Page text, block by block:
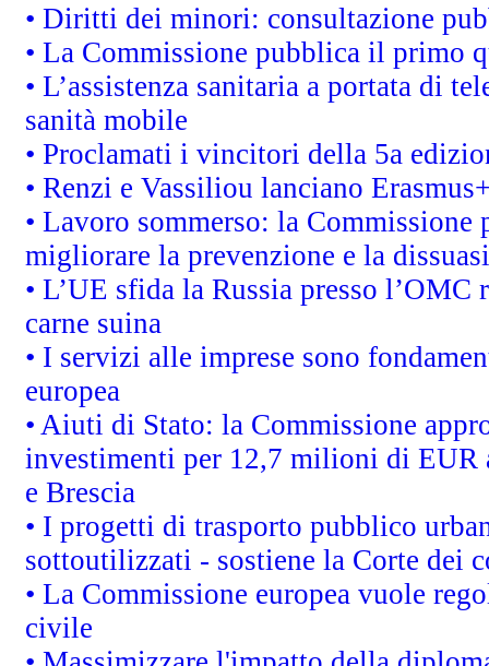
• Diritti dei minori: consultazione
• La Commissione pubblica il primo
• L’assistenza sanitaria a portata di
sanità mobile
• Proclamati i vincitori della 5a
• Renzi e Vassiliou lanciano
• Lavoro sommerso: la
migliorare la prevenzione e la
• L’UE sfida la Russia presso
carne suina
• I servizi alle imprese sono
europea
• Aiuti di Stato: la Commissione
investimenti per 12,7 milioni di EUR
e Brescia
• I progetti di trasporto pubblico
sottoutilizzati - sostiene la Corte dei
• La Commissione europea vuole
civile